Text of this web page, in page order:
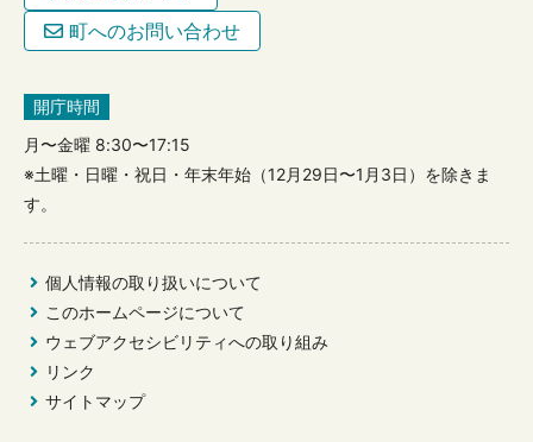
町へのお問い合わせ
開庁時間
月〜金曜 8:30〜17:15
※土曜・日曜・祝日・年末年始（12月29日〜1月3日）を除きま
す。
個人情報の取り扱いについて
このホームページについて
ウェブアクセシビリティへの取り組み
リンク
サイトマップ